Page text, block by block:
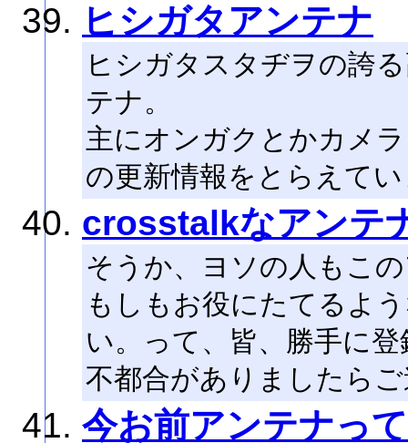
ヒシガタアンテナ
ヒシガタスタヂヲの誇
テナ。
主にオンガクとかカメ
の更新情報をとらえて
crosstalkなアンテ
そうか、ヨソの人もこ
もしもお役にたてるよ
い。って、皆、勝手に
不都合がありましたら
今お前アンテナっ